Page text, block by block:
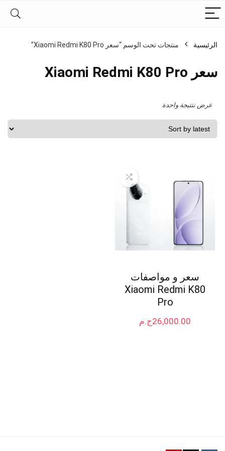
الرئيسية منتجات تحت الوسم “سعر Xiaomi Redmi K80 Pro”
سعر Xiaomi Redmi K80 Pro
عرض نتتيجة واحدة
سعر و مواصفات
Xiaomi Redmi K80
Pro
ج.م26,000.00